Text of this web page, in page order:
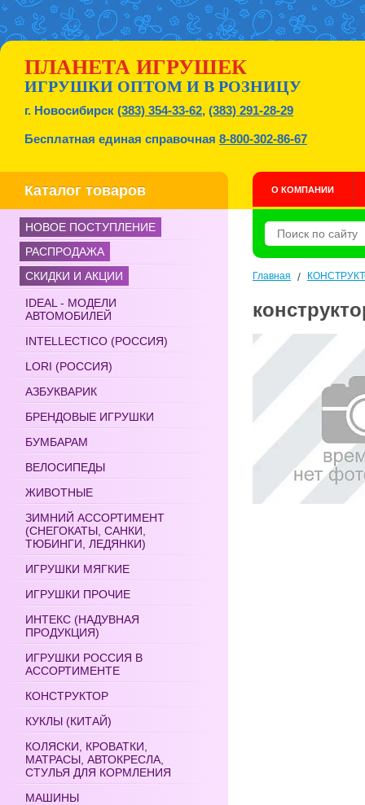
ПЛАНЕТА ИГРУШЕК
ИГРУШКИ ОПТОМ И В РОЗНИЦУ
г. Новосибирск (383) 354-33-62, (383) 291-28-29
Бесплатная единая справочная 8-800-302-86-67
Каталог товаров О КОМПАНИИ
НОВОЕ ПОСТУПЛЕНИЕ
РАСПРОДАЖА
СКИДКИ И АКЦИИ
IDEAL - МОДЕЛИ
АВТОМОБИЛЕЙ
INTELLECTICO (РОССИЯ)
LORI (РОССИЯ)
АЗБУКВАРИК
БРЕНДОВЫЕ ИГРУШКИ
БУМБАРАМ
ВЕЛОСИПЕДЫ
ЖИВОТНЫЕ
ЗИМНИЙ АССОРТИМЕНТ
(СНЕГОКАТЫ, САНКИ,
ТЮБИНГИ, ЛЕДЯНКИ)
ИГРУШКИ МЯГКИЕ
ИГРУШКИ ПРОЧИЕ
ИНТЕКС (НАДУВНАЯ
ПРОДУКЦИЯ)
ИГРУШКИ РОССИЯ В
АССОРТИМЕНТЕ
КОНСТРУКТОР
КУКЛЫ (КИТАЙ)
КОЛЯСКИ, КРОВАТКИ,
МАТРАСЫ, АВТОКРЕСЛА,
СТУЛЬЯ ДЛЯ КОРМЛЕНИЯ
МАШИНЫ
Главная /